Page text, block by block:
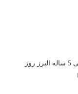
شیر البرز روز مدل مروارید توالت با گارانتی 5 ساله البرز روز